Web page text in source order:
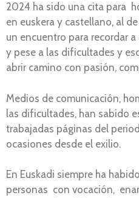
2024 ha sido una cita para
en euskera y castellano, al
un encuentro para recordar
y pese a las dificultades y
abrir camino con pasión,
Medios de comunicación,
las dificultades, han sabido
trabajadas páginas del
ocasiones desde el exilio.
En Euskadi siempre ha
personas con vocación,